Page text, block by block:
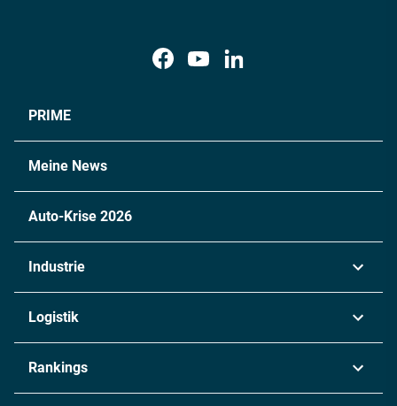
PRIME
Meine News
Auto-Krise 2026
Industrie
Chemie
Logistik
Rankings